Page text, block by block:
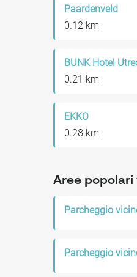
Paardenveld
0.12 km
BUNK Hotel
0.21 km
EKKO
0.28 km
Aree
Parcheggio
Parcheggio